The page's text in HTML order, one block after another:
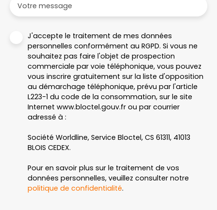
Votre message
J'accepte le traitement de mes données
personnelles conformément au RGPD. Si vous ne
souhaitez pas faire l'objet de prospection
commerciale par voie téléphonique, vous pouvez
vous inscrire gratuitement sur la liste d'opposition
au démarchage téléphonique, prévu par l'article
L223-1 du code de la consommation, sur le site
Internet www.bloctel.gouv.fr ou par courrier
adressé à :
Société Worldline, Service Bloctel, CS 61311, 41013
BLOIS CEDEX.
Pour en savoir plus sur le traitement de vos
données personnelles, veuillez consulter notre
politique de confidentialité.